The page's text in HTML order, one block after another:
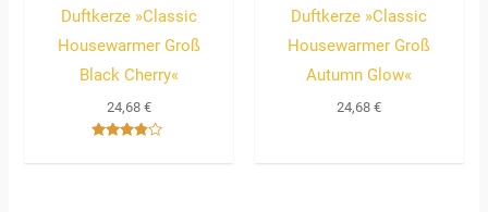
Duftkerze »Classic
Housewarmer Groß
Black Cherry«
24,68 €
Duftkerze »Classic
Housewarmer Groß
Autumn Glow«
24,68€